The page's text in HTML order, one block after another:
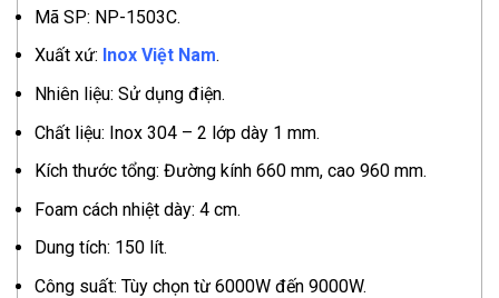
Mã SP: NP-1503C.
Xuất xứ: Inox Việt Nam.
Nhiên liệu: Sử dụng điện.
Chất liệu: Inox 304 – 2 lớp dày 1 mm.
Kích thước tổng: Đường kính 660 mm, cao 960 mm.
Foam cách nhiệt dày: 4 cm.
Dung tích: 150 lít.
Công suất: Tùy chọn từ 6000W đến 9000W.